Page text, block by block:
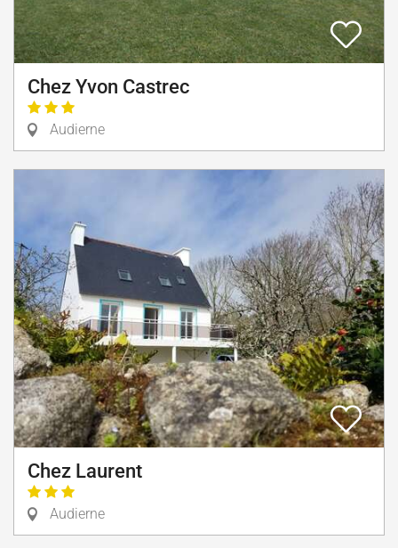
Chez Yvon Castrec
Audierne
Chez Laurent
Audierne